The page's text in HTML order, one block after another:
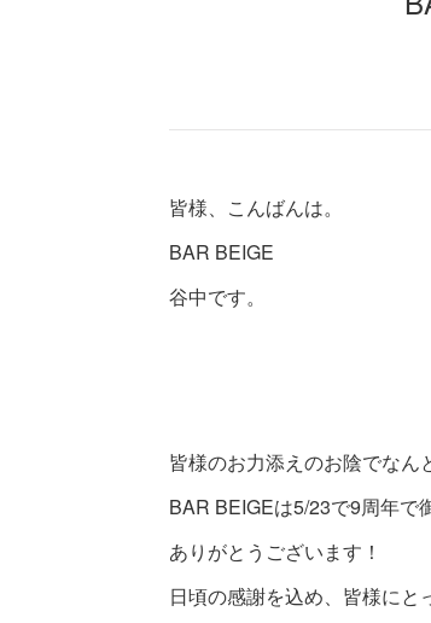
皆様、こんばんは。
BAR BEIGE
谷中です。
皆様のお力添えのお陰でな
BAR BEIGEは5/23で9周年で
ありがとうございます！
日頃の感謝を込め、皆様に